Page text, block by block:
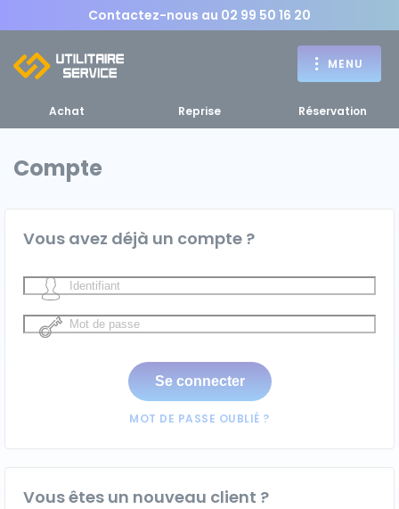
Contactez-nous au 02 99 50 16 20
MENU
RETOUR
MENU
d'un utilitaire
Fourgons Camionnettes
Bennes, plateaux
spécifiques
Caisses grands volumes Frigorifiques
RETOUR MENU
Achat Reprise Réservation
Compte
Vous avez déjà un compte ?
MOT DE PASSE OUBLIÉ ?
Vous êtes un nouveau client ?